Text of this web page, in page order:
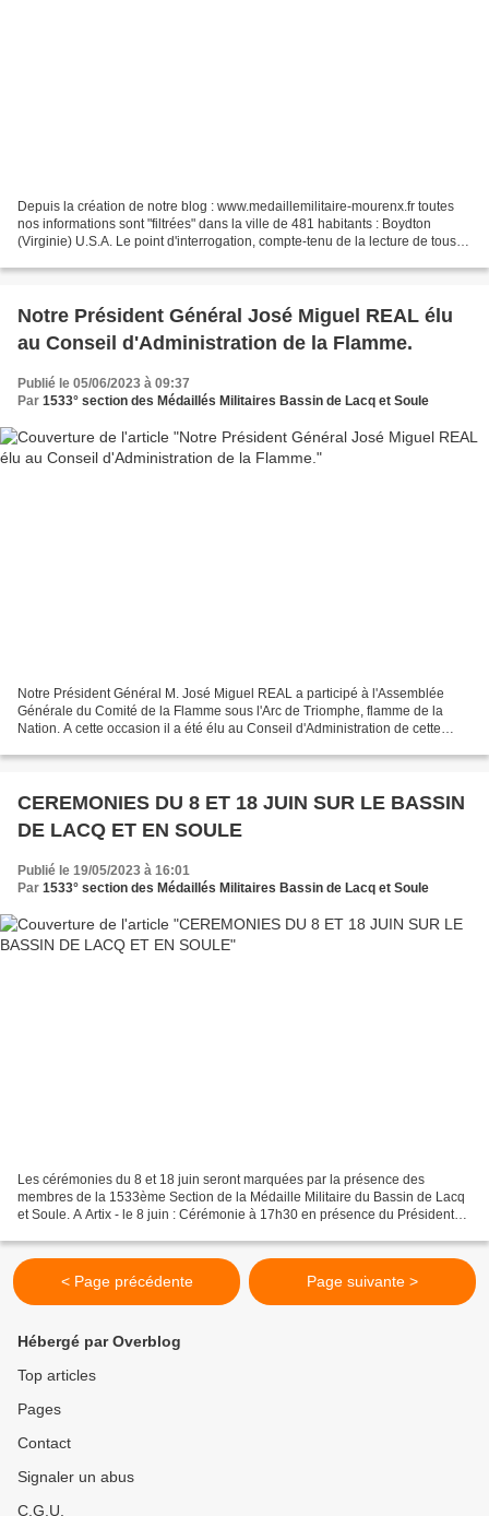
Depuis la création de notre blog : www.medaillemilitaire-mourenx.fr toutes
nos informations sont "filtrées" dans la ville de 481 habitants : Boydton
(Virginie) U.S.A. Le point d'interrogation, compte-tenu de la lecture de tous
Notre Président Général José Miguel REAL élu
au Conseil d'Administration de la Flamme.
Publié le 05/06/2023 à 09:37
Par 1533° section des Médaillés Militaires Bassin de Lacq et Soule
Notre Président Général M. José Miguel REAL a participé à l'Assemblée
Générale du Comité de la Flamme sous l'Arc de Triomphe, flamme de la
Nation. A cette occasion il a été élu au Conseil d'Administration de cette
CEREMONIES DU 8 ET 18 JUIN SUR LE BASSIN
DE LACQ ET EN SOULE
Publié le 19/05/2023 à 16:01
Par 1533° section des Médaillés Militaires Bassin de Lacq et Soule
Les cérémonies du 8 et 18 juin seront marquées par la présence des
membres de la 1533ème Section de la Médaille Militaire du Bassin de Lacq
et Soule. A Artix - le 8 juin : Cérémonie à 17h30 en présence du Président
< Page précédente Page suivante >
Hébergé par Overblog
Top articles
Pages
Contact
Signaler un abus
C.G.U.